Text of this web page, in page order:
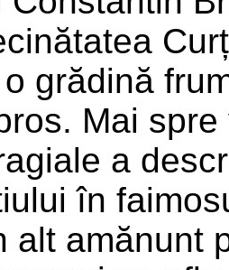
grădină
Mai
a
în
alt amănunt